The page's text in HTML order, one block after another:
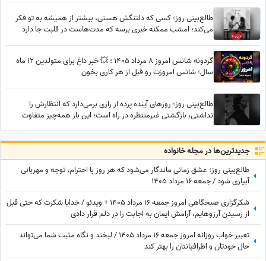
طالع‌بینی روز؛ کسی که دلتنگش هستی، بیشتر از همیشه به تو فکر
می‌کند؛ امشب ممکنه خبری برسه که مدت‌هاست در قلبت جا دارد
گردونه شانس امروز 8 مرداد 1405 ؛ 💥 خبر داغ برای متولدین 12 ماه
سال؛ شانس امروزت رو قبل از هر کاری بخون
طالع‌بینی روز؛ روزهای آینده پرده از رازی برمی‌دارد که انتظارش را
نداشتی، بازگشتی غیرمنتظره در راه است؛ این بار همه‌چیز متفاوت
جدید‌ترین‌ها در مجله خانواده
طالع‌بینی روز؛ عشق زمانی ماندگار می‌شود که هر روز با احترام، توجه و مهربانی
آبیاری شود / جمعه 16 مرداد 1405
شکرگزاری صبحگاهی امروز جمعه 16 مرداد 1405 + ویدئو / خدایا شکرت که حتی قبل
از رسیدن آرزوهایم، آرامشِ ایمان به اجابت را در دلم قرار دادی
تعبیر خواب روزانه امروز جمعه 16 مرداد 1405 / لبخند و نگاه مثبت شما می‌تواند
حال خودتان و اطرافیانتان را بهتر کند